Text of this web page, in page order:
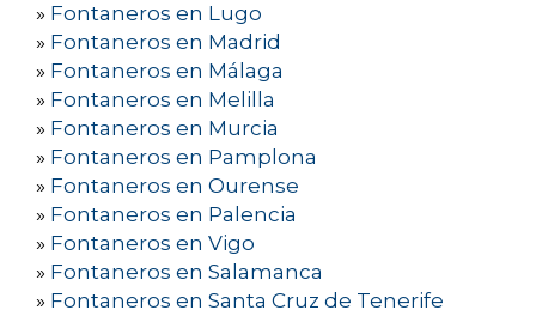
» Fontaneros en Lugo
» Fontaneros en Madrid
» Fontaneros en Málaga
» Fontaneros en Melilla
» Fontaneros en Murcia
» Fontaneros en Pamplona
» Fontaneros en Ourense
» Fontaneros en Palencia
» Fontaneros en Vigo
» Fontaneros en Salamanca
» Fontaneros en Santa Cruz de Tenerife